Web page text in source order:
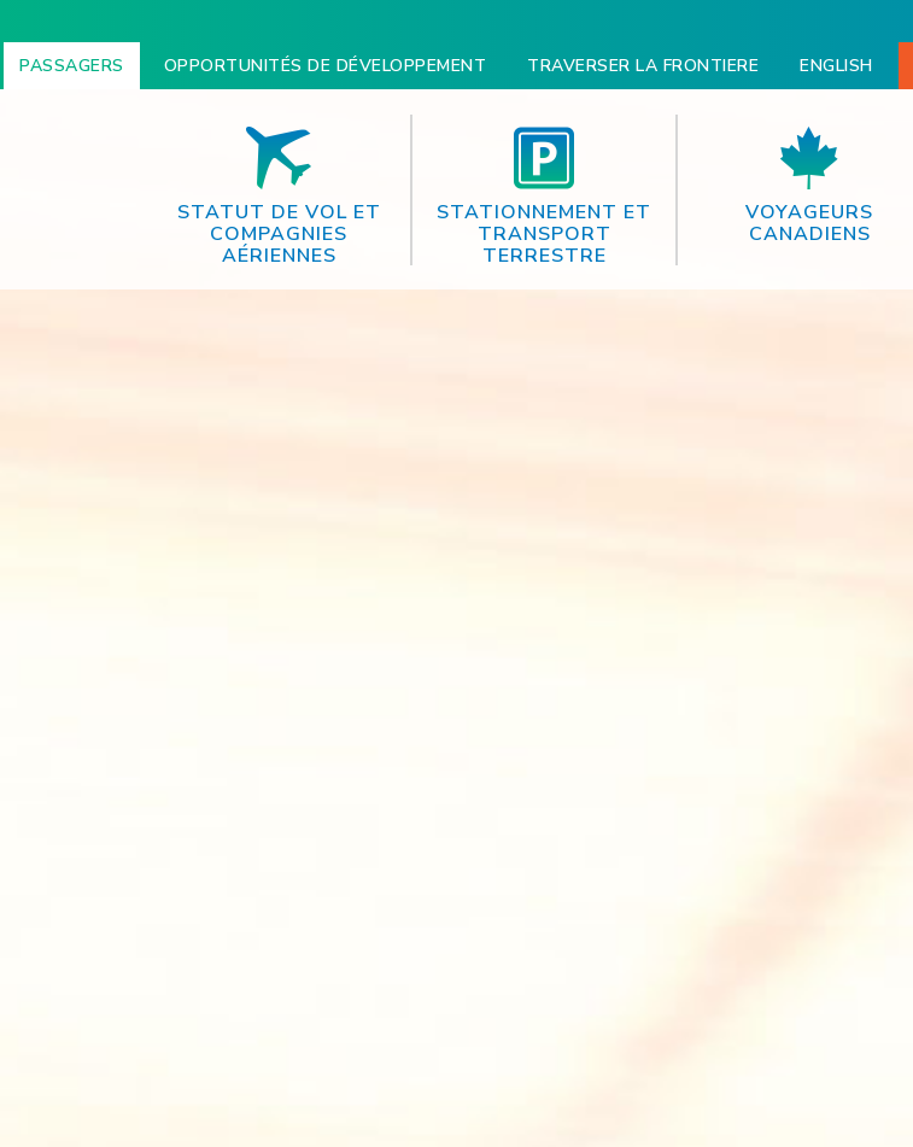
PASSAGERS OPPORTUNITÉS DE DÉVELOPPEMENT TRAVERSER LA FRONTIERE ENGLISH
STATUT DE VOL ET
COMPAGNIES
AÉRIENNES
STATIONNEMENT ET
TRANSPORT
TERRESTRE
VOYAGEURS
CANADIENS